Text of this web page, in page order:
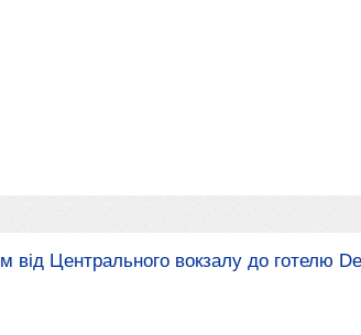
від Центрального вокзалу до готелю